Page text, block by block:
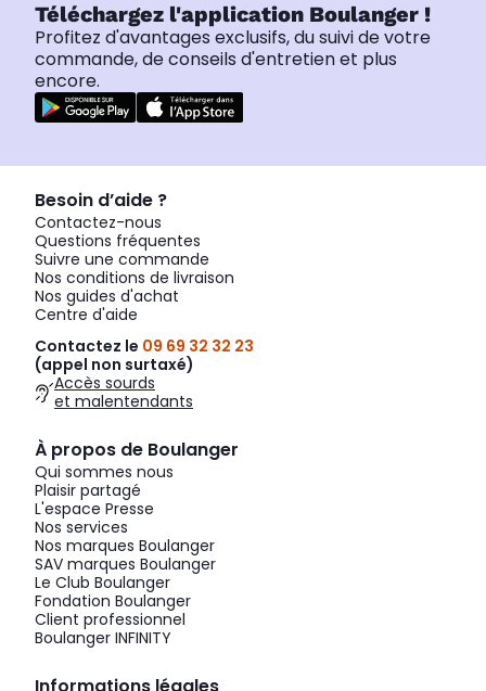
Téléchargez l'application Boulanger !
Profitez d'avantages exclusifs, du suivi de votre
commande, de conseils d'entretien et plus
encore.
Besoin d’aide ?
Contactez-nous
Questions fréquentes
Suivre une commande
Nos conditions de livraison
Nos guides d'achat
Centre d'aide
Contactez le 09 69 32 32 23
(appel non surtaxé)
Accès sourds
et malentendants
À propos de Boulanger
Qui sommes nous
Plaisir partagé
L'espace Presse
Nos services
Nos marques Boulanger
SAV marques Boulanger
Le Club Boulanger
Fondation Boulanger
Client professionnel
Boulanger INFINITY